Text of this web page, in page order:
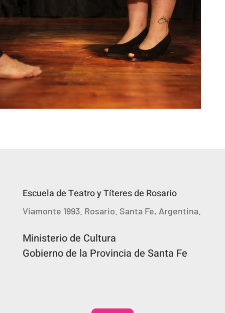
Escuela de Teatro y Títeres de Rosario
Viamonte 1993. Rosario. Santa Fe, Argentina.
Ministerio de Cultura
Gobierno de la Provincia de Santa Fe